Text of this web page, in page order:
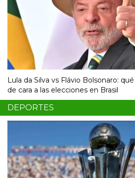
Lula da Silva vs Flávio Bolsonaro:
de cara a las elecciones en Brasil
DEPORTES